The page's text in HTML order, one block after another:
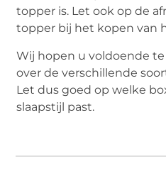
topper is. Let ook op de
topper bij het kopen van
Wij hopen u voldoende
over de verschillende
Let dus goed op welke
slaapstijl past.